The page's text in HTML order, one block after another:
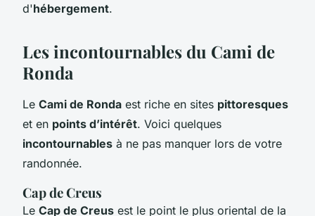
d'hébergement.
Les incontournables du Cami de
Ronda
Le Cami de Ronda est riche en sites pittoresques
et en points d’intérêt. Voici quelques
incontournables à ne pas manquer lors de votre
randonnée.
Cap de Creus
Le Cap de Creus est le point le plus oriental de la